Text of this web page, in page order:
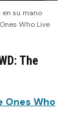
su mano
Who Live
The
Ones Who